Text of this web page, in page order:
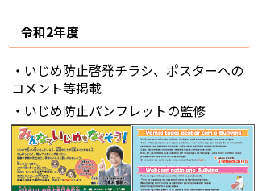
令和2年度
・いじめ防止啓発チラシ、ポスターへの
コメント等掲載
・いじめ防止パンフレットの監修